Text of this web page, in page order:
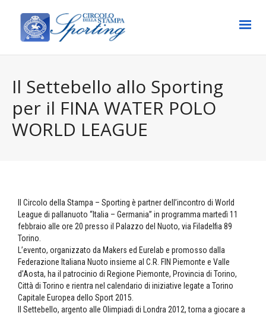
Il Settebello allo Sporting
per il FINA WATER POLO
WORLD LEAGUE
Il Circolo della Stampa – Sporting è partner dell’incontro di World
League di pallanuoto “Italia – Germania” in programma martedì 11
febbraio alle ore 20 presso il Palazzo del Nuoto, via Filadelfia 89
Torino.
L’evento, organizzato da Makers ed Eurelab e promosso dalla
Federazione Italiana Nuoto insieme al C.R. FIN Piemonte e Valle
d’Aosta, ha il patrocinio di Regione Piemonte, Provincia di Torino,
Città di Torino e rientra nel calendario di iniziative legate a Torino
Capitale Europea dello Sport 2015.
Il Settebello, argento alle Olimpiadi di Londra 2012, torna a giocare a